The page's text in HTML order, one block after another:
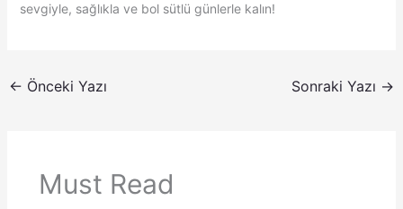
sevgiyle, sağlıkla ve bol sütlü günlerle kalın!
← Önceki Yazı Sonraki Yazı →
Must Read